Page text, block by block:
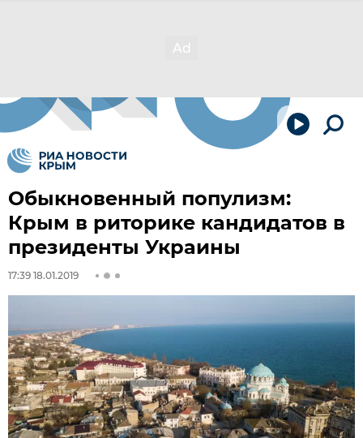
Обыкновенный популизм:
Крым в риторике кандидатов в
президенты Украины
17:39 18.01.2019